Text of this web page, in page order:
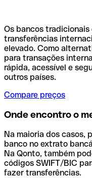
Os bancos
transferências
elevado. Como
para transações
rápida, acessível e
outros países.
Compare preços
Onde encontro o
Na maioria dos casos,
banco no extrato
Na Qonto, também
códigos SWIFT/BIC
fazer transferências.